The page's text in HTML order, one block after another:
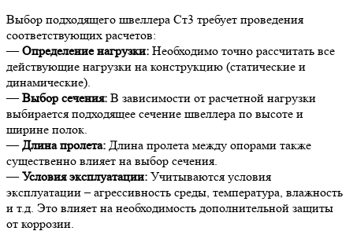
Выбор подходящего швеллера Ст3 требует проведения
соответствующих расчетов:
—Определение нагрузки: Необходимо точно рассчитать все
действующие нагрузки на конструкцию (статические и
динамические).
—Выбор сечения: В зависимости от расчетной нагрузки
выбирается подходящее сечение швеллера по высоте и
ширине полок.
—Длина пролета: Длина пролета между опорами также
существенно влияет на выбор сечения.
—Условия эксплуатации: Учитываются условия
эксплуатации – агрессивность среды, температура, влажность
и т.д. Это влияет на необходимость дополнительной защиты
от коррозии.